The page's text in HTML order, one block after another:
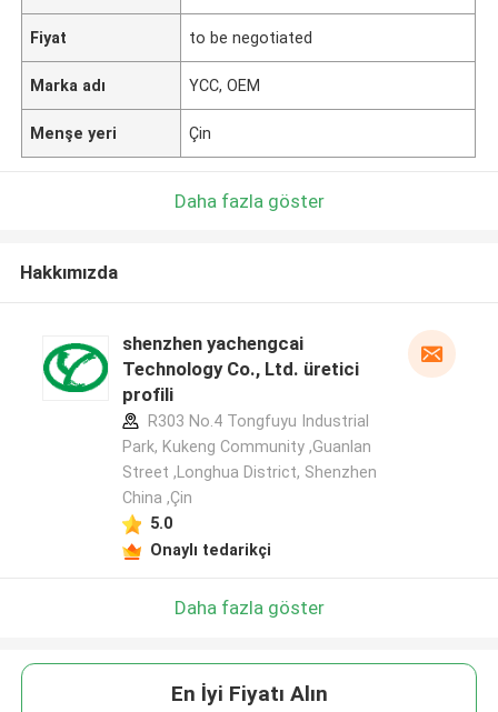
Fiyat to be negotiated
Marka adı YCC, OEM
Menşe yeri Çin
Daha fazla göster
Hakkımızda
shenzhen yachengcai
Technology Co., Ltd. üretici
profili
R303 No.4 Tongfuyu Industrial
Park, Kukeng Community ,Guanlan
Street ,Longhua District, Shenzhen
China ,Çin
5.0
Onaylı tedarikçi
Daha fazla göster
En İyi Fiyatı Alın